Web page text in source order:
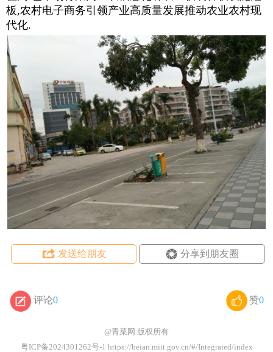
板,农村电子商务引领产业高质量发展推动农业农村现
代化.
发送给朋友 分享到朋友圈
评论0 赞0
@青菜网 版权所有
粤ICP备2024301262号-1 https://beian.miit.gov.cn/#/Integrated/index